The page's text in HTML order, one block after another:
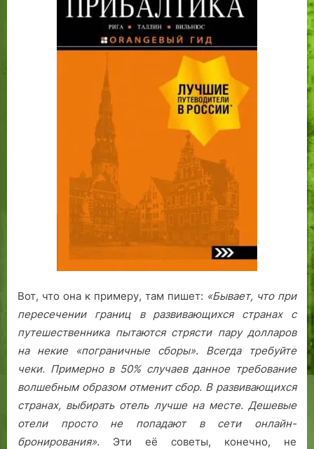
Вот, что она к примеру, там пишет: «Бывает, что при
пересечении границ в развивающихся странах с
путешественника пытаются стрясти пару долларов
на некие «пограничные сборы». Всегда требуйте
чеки. Примерно в 50% случаев данное требование
волшебным образом отменит сбор. В развивающихся
странах, выбирать отель лучше на месте. Дешевые
отели просто не попадают в сети онлайн-
бронирования». Эти её советы, конечно, не